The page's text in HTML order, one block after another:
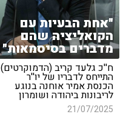
"אחת הבעיות עם
הקואליציה שהם
מדברים בסיסמאות"
ח''כ גלעד קריב (הדמוקרטים)
התייחס לדבריו של יו''ר
הכנסת אמיר אוחנה בנוגע
לריבונות ביהודה ושומרון
21/07/2025